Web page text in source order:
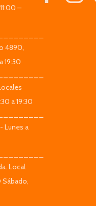
–
4890,
19:30
a 19:30
Lunes a
Local